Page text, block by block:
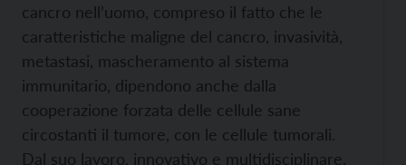
cancro nell’uomo, compreso il fatto che le
caratteristiche maligne del cancro, invasività,
metastasi, mascheramento al sistema
immunitario, dipendono anche dalla
cooperazione forzata delle cellule sane
circostanti il tumore, con le cellule tumorali.
Dal suo lavoro, innovativo e multidisciplinare,